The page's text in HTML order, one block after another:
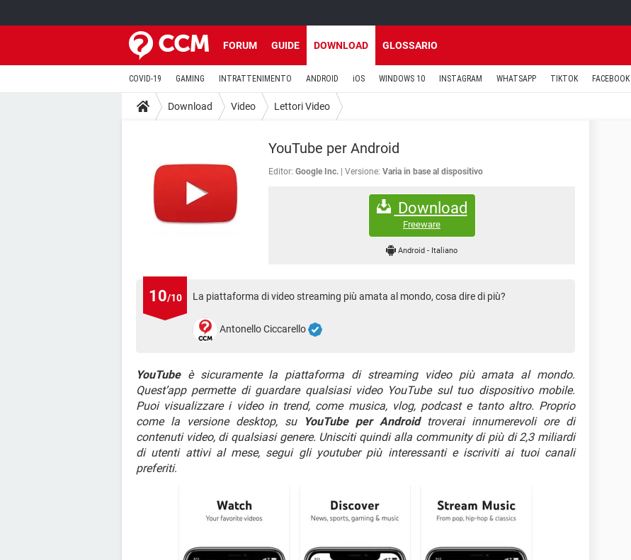
FORUM GUIDE DOWNLOAD GLOSSARIO
COVID-19 GAMING INTRATTENIMENTO ANDROID iOS WINDOWS 10 INSTAGRAM WHATSAPP TIKTOK FACEBOOK
Download Video Lettori Video
YouTube per Android
Editor: Google Inc. Versione: Varia in base al dispositivo
Download
Freeware
Android- Italiano
10/10 La piattaforma di video streaming più amata al mondo, cosa dire di più?
Antonello Ciccarello
YouTubeè sicuramente la piattaforma di streaming video più amata al mondo.
Quest’app permette di guardare qualsiasi video YouTube sul tuo dispositivo mobile.
Puoi visualizzare i video in trend, come musica, vlog, podcast e tanto altro. Proprio
come la versione desktop, su
YouTube per Androidtroverai innumerevoli ore di
contenuti video, di qualsiasi genere. Unisciti quindi alla community di più di 2,3 miliardi
di utenti attivi al mese, segui gli youtuber più interessanti e iscriviti ai tuoi canali
preferiti.